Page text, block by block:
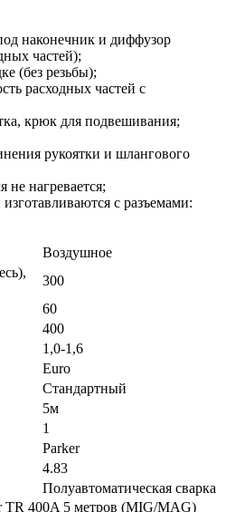
наконечник и диффузор
частей);
(без резьбы);
расходных частей с
крюк для подвешивания;
рукоятки и шлангового
не нагревается;
с разъемами:
Воздушное
300
60
400
1,0-1,6
Euro
Стандартный
5м
1
Parker
4.83
Полуавтоматическая сварка
TR 400A 5 метров (MIG/MAG)